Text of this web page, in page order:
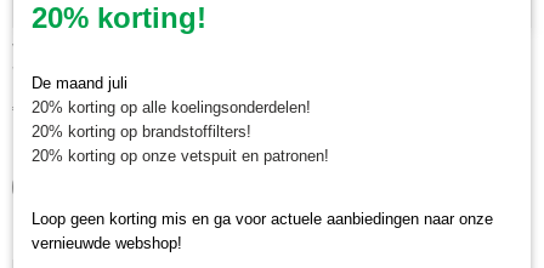
V-snaar Muratori MT22 en MT40
V-snaar Muratori MT22 en MT40 Geschikt voor: Muratori MT22…
€ 17,24
Op voorraad
20% korting!
De maand juli
20% korting op alle koelingsonderdelen!
20% korting op brandstoffilters!
20% korting op onze vetspuit en patronen!
Loop geen korting mis en ga voor actuele aanbiedingen naar onze
vernieuwde webshop!